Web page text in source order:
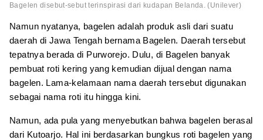
Bagelen disebut-sebut terinspirasi dari kudapan Belanda. (Unilever)
Namun nyatanya, bagelen adalah produk asli dari suatu
daerah di Jawa Tengah bernama Bagelen. Daerah tersebut
tepatnya berada di Purworejo. Dulu, di Bagelen banyak
pembuat roti kering yang kemudian dijual dengan nama
bagelen. Lama-kelamaan nama daerah tersebut digunakan
sebagai nama roti itu hingga kini.
Namun, ada pula yang menyebutkan bahwa bagelen berasal
dari Kutoarjo. Hal ini berdasarkan bungkus roti bagelen yang